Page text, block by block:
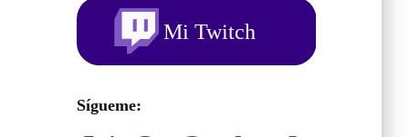
Sígueme: